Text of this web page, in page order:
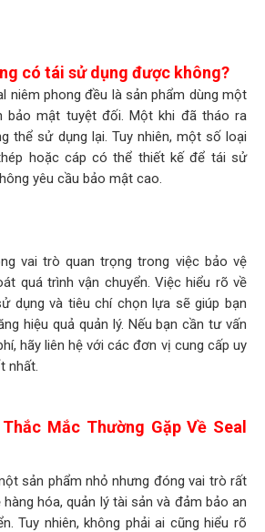
có tái sử dụng được không?
niêm phong đều là sản phẩm dùng một
bảo mật tuyệt đối. Một khi đã tháo ra
thể sử dụng lại. Tuy nhiên, một số loại
hoặc cáp có thể thiết kế để tái sử
yêu cầu bảo mật cao.
vai trò quan trọng trong việc bảo vệ
quá trình vận chuyển. Việc hiểu rõ về
dụng và tiêu chí chọn lựa sẽ giúp bạn
hiệu quả quản lý. Nếu bạn cần tư vấn
hãy liên hệ với các đơn vị cung cấp uy
nhất.
Mắc Thường Gặp Về Seal
sản phẩm nhỏ nhưng đóng vai trò rất
hóa, quản lý tài sản và đảm bảo an
Tuy nhiên, không phải ai cũng hiểu rõ